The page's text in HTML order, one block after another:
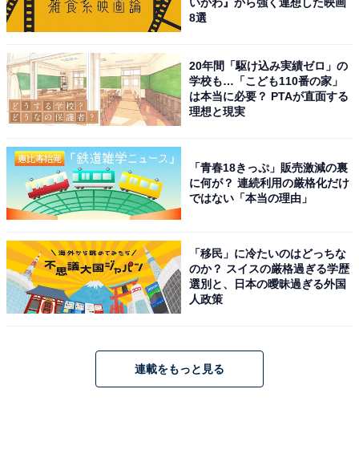
いかわ』から強く連想した映画
8選
20年間「駆け込み実績ゼロ」の
学校も…「こども110番の家」
は本当に必要？ PTAが直面する
理想と現実
「青春18きっぷ」販売激減の裏
に何が？ 連続利用の厳格化だけ
ではない「本当の理由」
「移民」に冷たいのはどっちな
のか？ スイスの厳格過ぎる学歴
選別と、日本の曖昧過ぎる外国
人政策
連載をもっと見る